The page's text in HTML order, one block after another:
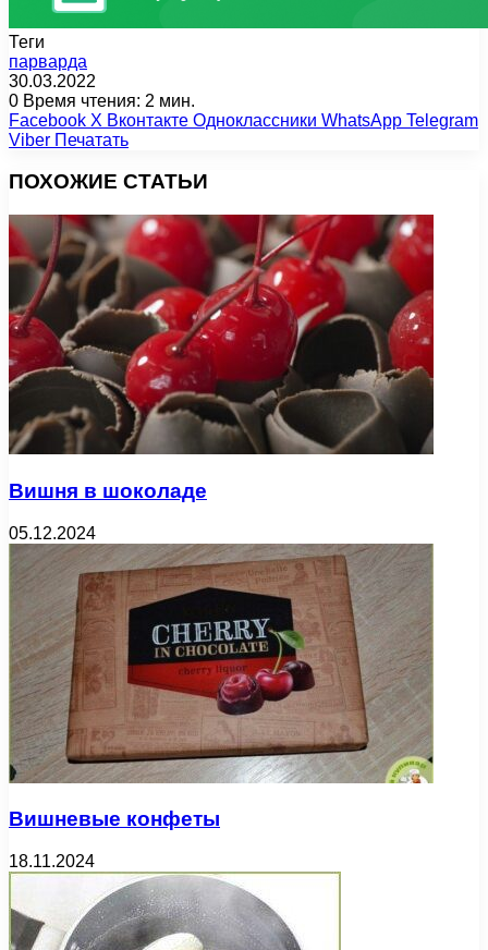
Теги
парварда
30.03.2022
0 Время чтения: 2 мин.
Facebook X Вконтакте Одноклассники WhatsApp Telegram
Viber Печатать
ПОХОЖИЕ СТАТЬИ
Вишня в шоколаде
05.12.2024
Вишневые конфеты
18.11.2024